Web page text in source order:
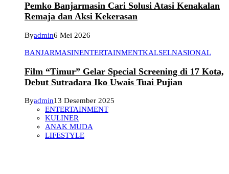
Pemko Banjarmasin Cari Solusi Atasi Kenakalan
Remaja dan Aksi Kekerasan
Byadmin6 Mei 2026
BANJARMASINENTERTAINMENTKALSELNASIONAL
Film “Timur” Gelar Special Screening di 17 Kota,
Debut Sutradara Iko Uwais Tuai Pujian
Byadmin13 Desember 2025
ENTERTAINMENT
KULINER
ANAK MUDA
LIFESTYLE